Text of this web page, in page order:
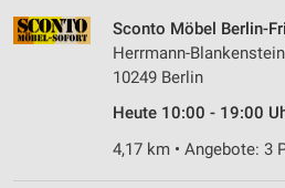
Sconto Möbel Berlin-
Herrmann-
10249 Berlin
Heute 10:00 - 19:00
4,17 km • Angebote: 3